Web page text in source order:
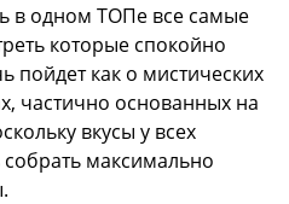
в одном ТОПе все самые
которые спокойно
пойдет как о мистических
частично основанных на
вкусы у всех
максимально